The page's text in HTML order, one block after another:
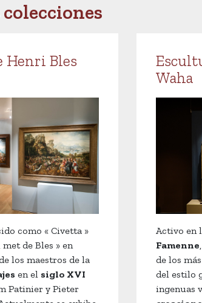
Henri Bles
como « Civetta »
de Bles » en
los maestros de la
en el siglo XVI
Patinier y Pieter
Waha
Activo en
Famenne
de los
del estilo
ingenuas